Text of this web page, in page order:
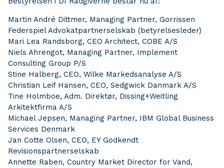
Martin André Dittmer, Managing Partner, Gorrissen
Federspiel Advokatpartnerselskab (betyrelsesleder)
Mari Lea Randsborg, CEO Architect, COBE A/S
Niels Ahrengot, Managing Partner, Implement
Consulting Group P/S
Stine Halberg, CEO, Wilke Markedsanalyse A/S
Christian Leif Hansen, CEO, Sedgwick Danmark A/S
Tine Holmboe, Adm. Direktør, Dissing+Weitling
Arkitektfirma A/S
Michael Jepsen, Managing Partner, IBM Global Business
Services Denmark
Jan Cotte Olsen, CEO, EY Godkendt
Revisionspartnerselskab
Annette Raben, Country Market Director for Vand,